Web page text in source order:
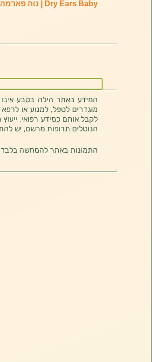
Dry Ears Baby | נוה פארמה | 15 מ”ל
המידע באתר הילה בטבע אינו
מוגדרים לטפל, למנוע או
לקבל אותם כמידע רפואי,
הנוטלים תרופות מרשם, יש
התמונות באתר להמחשה